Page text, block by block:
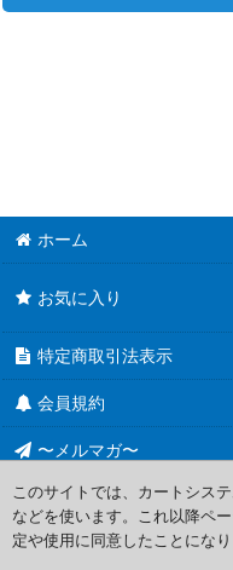
MTG エターナル
MTG 多人数戦用セット
MTG 特殊構築済みセット
ONE PIECEカードゲーム
UNION ARENA（ユニオン
ホーム
お気に入り
特定商取引法表示
会員規約
〜メルマガ〜
Copyright (C) 2006-2017
このサイトでは、カートシス
などを使います。これ以降ペ
定や使用に同意したことにな